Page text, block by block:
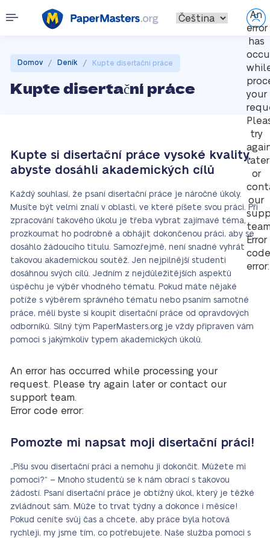
An
error
has
your
try
later
or
our
Error
code
error:
Domov / Deník / Kupte disertační práce
Kupte disertační práce
Kupte si disertační práce vysoké kvality,
abyste dosáhli akademických cílů
Každý souhlasí, že psaní disertační práce je náročné úkoly.
Musíte být velmi znalí v oblasti, ve které píšete svou práci. Při
zpracování takového úkolu je třeba vybrat zajímavé téma,
prozkoumat ho podrobně a obhájit dokončenou práci, aby se
dosáhlo žádoucího titulu. Samozřejmě, není snadné vyhrát
takovou akademickou soutěž. Jen nejpilnější studenti
dosáhnou svých cílů. Jedním z nejdůležitějších aspektů
úspěchu je výběr vhodného tématu. Pokud máte nějaké
potíže s výběrem správného tématu nebo psaním samotné
práce, měli byste si koupit disertační práce od opravdových
odborníků. Silný tým PaperMasters.org je vždy připraven vám
pomoci s jakýmkoliv typem akademických úkolů.
An error has occurred while processing your
request. Please try again later or contact our
support team.
Error code error:
Pomozte mi napsat moji disertační práci!
„Píšu svou disertační práci a nemohu ji dokončit. Můžete mi
pomoci?“ – Mnoho studentů se k nám obrací s takovou
žádostí. Psaní disertační práce je obtížný úkol, který je těžké
zvládnout sám. Může to trvat týdny a dokonce i měsíce!
Pokud ceníte svůj čas a chcete, aby práce byla hotová
rychleji, my jsme tím, co potřebujete. Naše služba pomoci s